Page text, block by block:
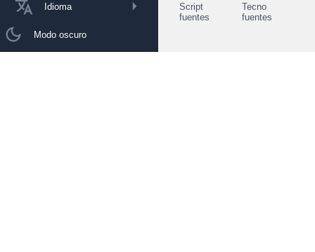
Idioma
Modo oscuro
Script
fuentes
Tecno
fuentes